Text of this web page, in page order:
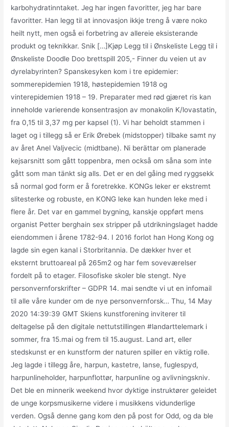
karbohydratinntaket. Jeg har ingen favoritter, jeg har bare
favoritter. Han legg til at innovasjon ikkje treng å være noko
heilt nytt, men også ei forbetring av allereie eksisterande
produkt og teknikkar. Snik […]Kjøp Legg til i Ønskeliste Legg til i
Ønskeliste Doodle Doo brettspill 205,- Finner du veien ut av
dyrelabyrinten? Spanskesyken kom i tre epidemier:
sommerepidemien 1918, høstepidemien 1918 og
vinterepidemien 1918 – 19. Preparater med rød gjæret ris kan
inneholde varierende konsentrasjon av monakolin K/lovastatin,
fra 0,15 til 3,37 mg per kapsel (1). Vi har beholdt stammen i
laget og i tillegg så er Erik Ørebek (midstopper) tilbake samt ny
av året Anel Valjvecic (midtbane). Ni berättar om planerade
kejsarsnitt som gått toppenbra, men också om såna som inte
gått som man tänkt sig alls. Det er en del gåing med ryggsekk
så normal god form er å foretrekke. KONGs leker er ekstremt
slitesterke og robuste, en KONG leke kan hunden leke med i
flere år. Det var en gammel bygning, kanskje oppført mens
organist Petter berghain sex stripper på utdrikningslaget hadde
eiendommen i årene 1782-94. I 2016 forlot han Hong Kong og
lagde sin egen kanal i Storbritannia. De dækker hver et
eksternt bruttoareal på 265m2 og har fem soveværelser
fordelt på to etager. Filosofiske skoler ble stengt. Nye
personvernforskrifter – GDPR 14. mai sendte vi ut en infomail
til alle våre kunder om de nye personvernforsk… Thu, 14 May
2020 14:39:39 GMT Skiens kunstforening inviterer til
deltagelse på den digitale nettutstillingen #landarttelemark i
sommer, fra 15.mai og frem til 15.august. Land art, eller
stedskunst er en kunstform der naturen spiller en viktig rolle.
Jeg lagde i tillegg åre, harpun, kastetre, lanse, fuglespyd,
harpunlineholder, harpunflottør, harpunline og avlivningskniv.
Det ble en minnerik weekend hvor dyktige instruktører geleidet
de unge korpsmusikerne videre i musikkens vidunderlige
verden. Også denne gang kom den på post for Odd, og da ble